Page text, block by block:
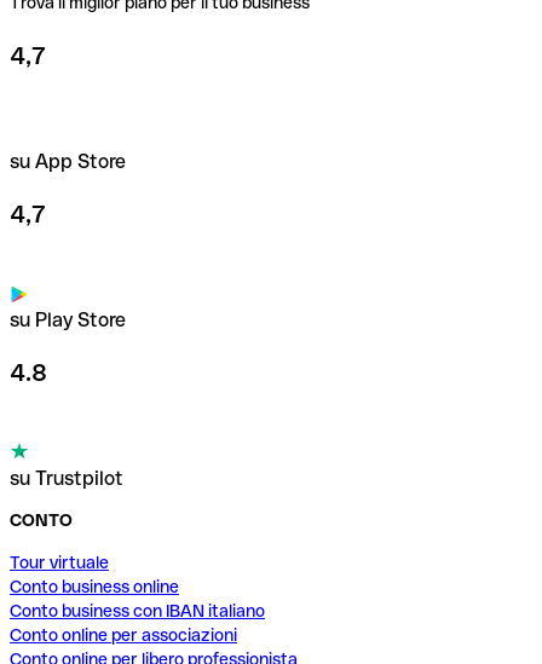
4,7
su App Store
4,7
su Play Store
4.8
su Trustpilot
CONTO
Tour virtuale
Conto business online
Conto business con IBAN italiano
Conto online per associazioni
Conto online per libero professionista